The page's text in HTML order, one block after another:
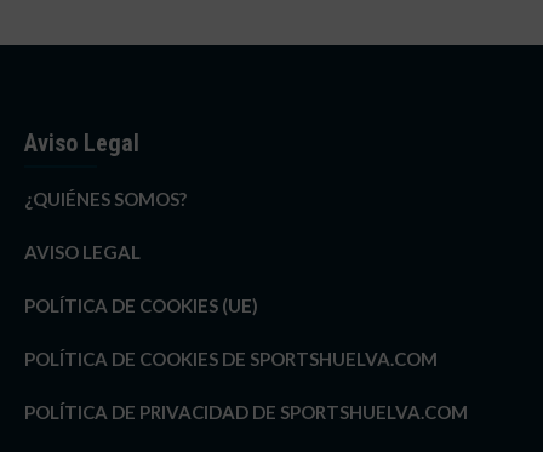
Aviso Legal
¿QUIÉNES SOMOS?
AVISO LEGAL
POLÍTICA DE COOKIES (UE)
POLÍTICA DE COOKIES DE SPORTSHUELVA.COM
POLÍTICA DE PRIVACIDAD DE SPORTSHUELVA.COM